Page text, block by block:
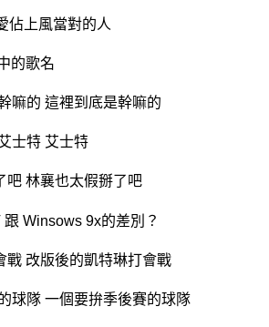
佔上風當對的人
的歌名
嘛的 這裡到底是幹嘛的
士特 艾士特
吧 林襄也太假掰了吧
Winsows 9x的差別？
戰 改版後的凱特琳打會戰
球隊 一個要拚季後賽的球隊